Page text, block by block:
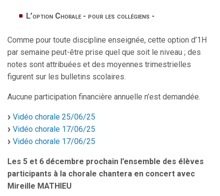
L’option Chorale - pour les collégiens -
Comme pour toute discipline enseignée, cette option d’1H
par semaine peut-être prise quel que soit le niveau ; des
notes sont attribuées et des moyennes trimestrielles
figurent sur les bulletins scolaires.
Aucune participation financière annuelle n’est demandée.
Vidéo chorale 25/06/25
Vidéo chorale 17/06/25
Vidéo chorale 17/06/25
Les 5 et 6 décembre prochain l’ensemble des élèves
participants à la chorale chantera en concert avec
Mireille MATHIEU